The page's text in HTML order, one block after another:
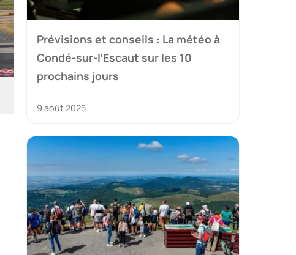
Prévisions et conseils : La météo à
Condé-sur-l’Escaut sur les 10
prochains jours
9 août 2025